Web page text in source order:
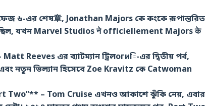
৬-এর শেষ章, Jonathan Majors কে কংকে রূপান্তরিত
যখন Marvel Studios ने officiellement Majors के
Reeves এর ব্যাটম্যান ট্রিলогиি-এর দ্বিতীয় পর্ব,
নতুন ভিল্যান হিসেবে Zoe Kravitz কে Catwoman
Two”** – Tom Cruise এখনও আকাশে ঝুঁকি নেয়, এবার